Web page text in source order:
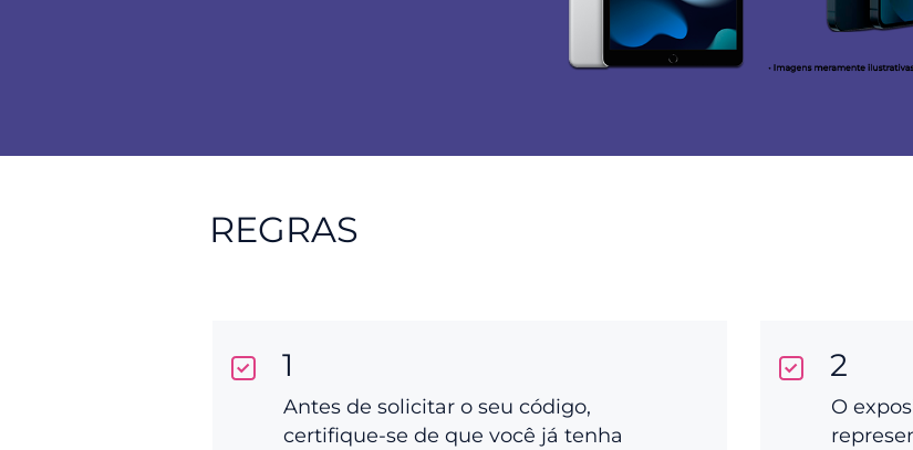
REGRAS
1
Antes de solicitar o seu código,
certifique-se de que você já tenha
2
O